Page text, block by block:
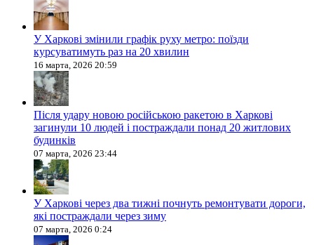
У Харкові змінили графік руху метро: поїзди
курсуватимуть раз на 20 хвилин
16 марта, 2026 20:59
Після удару новою російською ракетою в Харкові
загинули 10 людей і постраждали понад 20 житлових
будинків
07 марта, 2026 23:44
У Харкові через два тижні почнуть ремонтувати дороги,
які постраждали через зиму
07 марта, 2026 0:24